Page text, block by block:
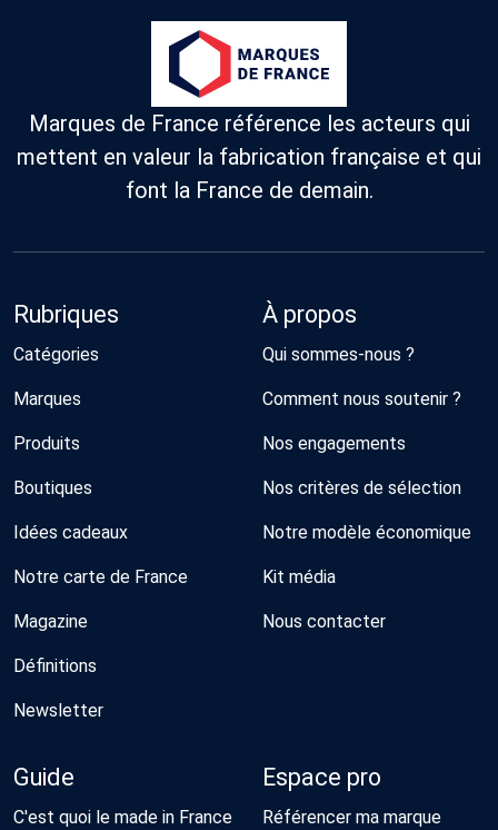
Marques de France référence les acteurs qui
mettent en valeur la fabrication française et qui
font la France de demain.
Rubriques
Catégories
Marques
Produits
Boutiques
Idées cadeaux
Notre carte de France
Magazine
Définitions
Newsletter
À propos
Qui sommes-nous ?
Comment nous soutenir ?
Nos engagements
Nos critères de sélection
Notre modèle économique
Kit média
Nous contacter
Guide
C'est quoi le made in France
Espace pro
Référencer ma marque